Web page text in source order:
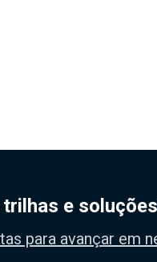
e
para avançar em